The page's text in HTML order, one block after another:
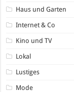
Haus und Garten
Internet & Co
Kino und TV
Lokal
Lustiges
Mode